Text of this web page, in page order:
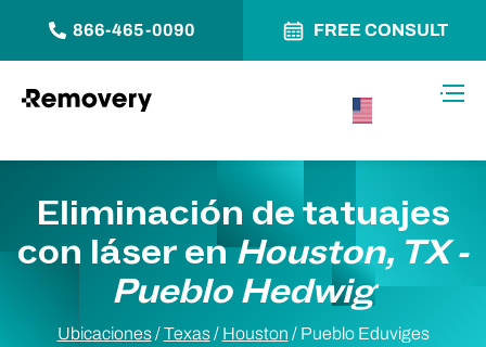
866-465-0090 FREE CONSULT
Eliminación de tatuajes
con láser enHouston, TX -
Pueblo Hedwig
Ubicaciones /Texas / Houston / Pueblo Eduviges